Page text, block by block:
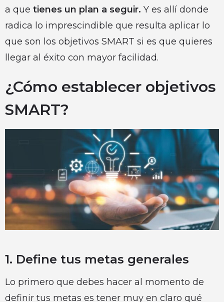
a que tienes un plan a seguir. Y es allí donde
radica lo imprescindible que resulta aplicar lo
que son los objetivos SMART si es que quieres
llegar al éxito con mayor facilidad.
¿Cómo establecer objetivos
SMART?
1. Define tus metas generales
Lo primero que debes hacer al momento de
definir tus metas es tener muy en claro qué